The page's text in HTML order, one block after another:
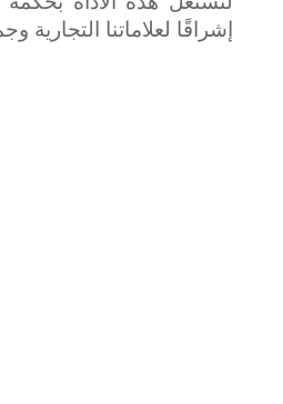
إشراقًا لعلاماتنا التجارية